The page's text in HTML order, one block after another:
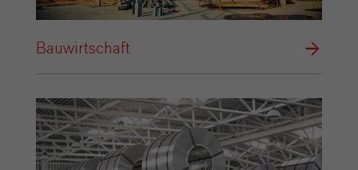
Bauwirtschaft